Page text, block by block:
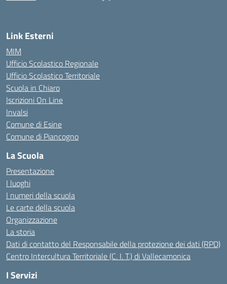
Link Esterni
MIM
Ufficio Scolastico Regionale
Ufficio Scolastico Territoriale
Scuola in Chiaro
Iscrizioni On Line
Invalsi
Comune di Esine
Comune di Piancogno
La Scuola
Presentazione
I luoghi
I numeri della scuola
Le carte della scuola
Organizzazione
La storia
Dati di contatto del Responsabile della protezione dei dati (RPD)
Centro Intercultura Territoriale (C. I. T.) di Vallecamonica
I Servizi